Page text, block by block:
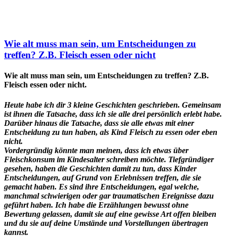
Wie alt muss man sein, um Entscheidungen zu
treffen? Z.B. Fleisch essen oder nicht
Wie alt muss man sein, um Entscheidungen zu treffen? Z.B.
Fleisch essen oder nicht.
Heute habe ich dir 3 kleine Geschichten geschrieben. Gemeinsam
ist ihnen die Tatsache, dass ich sie alle drei persönlich erlebt habe.
Darüber hinaus die Tatsache, dass sie alle etwas mit einer
Entscheidung zu tun haben, als Kind Fleisch zu essen oder eben
nicht.
Vordergründig könnte man meinen, dass ich etwas über
Fleischkonsum im Kindesalter schreiben möchte. Tiefgründiger
gesehen, haben die Geschichten damit zu tun, dass Kinder
Entscheidungen, auf Grund von Erlebnissen treffen, die sie
gemacht haben. Es sind ihre Entscheidungen, egal welche,
manchmal schwierigen oder gar traumatischen Ereignisse dazu
geführt haben. Ich habe die Erzählungen bewusst ohne
Bewertung gelassen, damit sie auf eine gewisse Art offen bleiben
und du sie auf deine Umstände und Vorstellungen übertragen
kannst.